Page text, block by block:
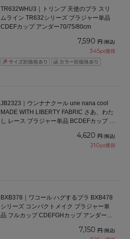
TR632WHU3｜トリンプ 天使のブラ スリ
ムライン TR632シリーズ ブラジャー単品
CDEFカップ アンダー70/75/80cm
7,590 円 (税込)
345pt獲得
JB2323｜ウンナナクール une nana cool
MADE WITH LIBERTY FABRIC さあ、わた
し レース ブラジャー単品 BCDEFカップ ア
4,620 円 (税込)
210pt獲得
BXB378｜ワコール ハグするブラ BXB478
シリーズ コンパクトメイク ブラジャー単
品 フルカップ CDEFGHカップ アンダー
7,150 円 (税込)